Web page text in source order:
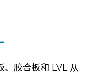
、胶合板和 LVL 从